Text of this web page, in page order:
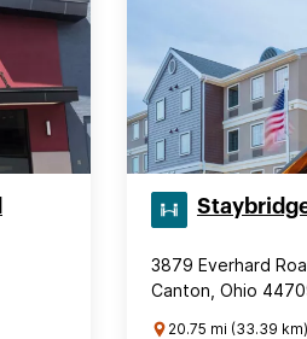
3879 Everhard
Canton, Ohio
20.75 mi (33.39